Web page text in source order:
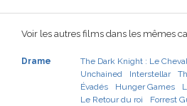
Voir les autres films dans les mêmes
Drame The Dark Knight : Le
Unchained
Interstellar
Évadés
Hunger Games
Le Retour du roi
Forrest